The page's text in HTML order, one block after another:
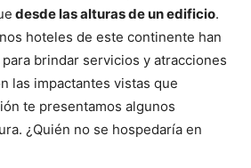
desde las alturas de un edificio.
hoteles de este continente han
brindar servicios y atracciones
las impactantes vistas que
te presentamos algunos
¿Quién no se hospedaría en